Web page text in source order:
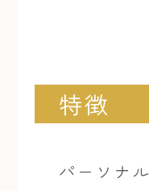
特徴
パーソナル